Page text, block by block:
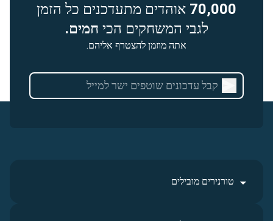
70,000 אוהדים מתעדכנים כל הזמן
לגבי המשחקים הכי חמים.
אתה מוזמן להצטרף אליהם.
טורנירים מובילים